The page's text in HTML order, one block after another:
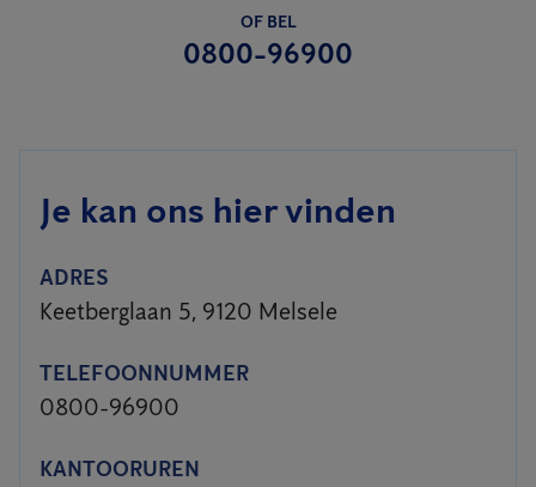
OF BEL
0800-96900
Je kan ons hier vinden
ADRES
Keetberglaan 5, 9120 Melsele
TELEFOONNUMMER
0800-96900
KANTOORUREN